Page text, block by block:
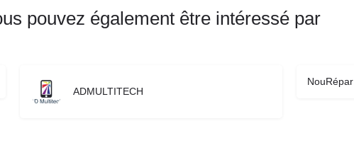
pouvez également être intéressé par
ADMULTITECH
NouRépar